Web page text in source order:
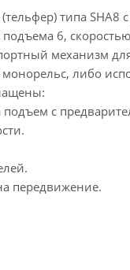
типа
подъема 6,
механизм
либо
с
передвижение.